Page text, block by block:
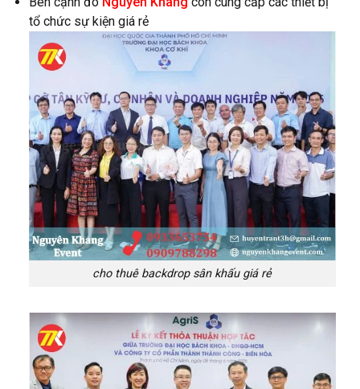
tổ chức sự kiện giá rẻ
cho thuê backdrop sân khấu giá rẻ